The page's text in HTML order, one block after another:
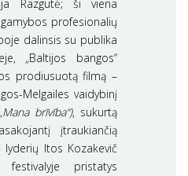
Razgutė; ši viena
profesionalių
dalinsis su publika
„Baltijos bangos“
prodiusuotą filmą –
Melgailes vaidybinį
Mana brīvība“), sukurtą
įtraukiančią
Itos Kozakevič
pristatys